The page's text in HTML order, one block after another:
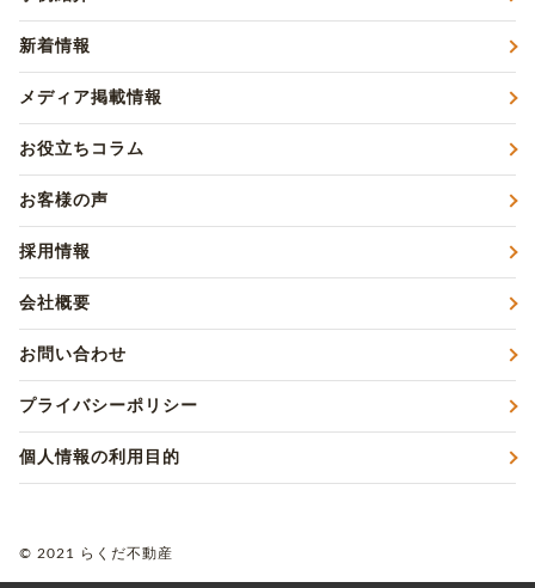
新着情報
メディア掲載情報
お役立ちコラム
お客様の声
採用情報
会社概要
お問い合わせ
プライバシーポリシー
個人情報の利用目的
© 2021 らくだ不動産